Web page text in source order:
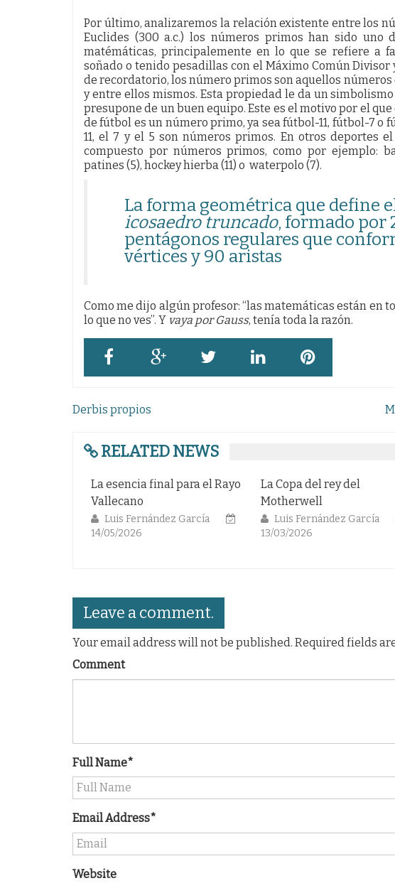
Por último, analizaremos la relación existente entre los
Euclides (300 a.c.) los números primos han sido uno
matémáticas, principalemente en lo que se refiere a
soñado o tenido pesadillas con el Máximo Común
de recordatorio, los número primos son aquellos
y entre ellos mismos. Esta propiedad le da un
presupone de un buen equipo. Este es el motivo por el
de fútbol es un número primo, ya sea fútbol-11, fútbol-7 o
11, el 7 y el 5 son números primos. En otros deportes
compuesto por números primos, como por ejemplo:
patines (5), hockey hierba (11) o waterpolo (7).
La forma geométrica que define
icosaedro truncado, formado por
pentágonos regulares que
vértices y 90 aristas
Como me dijo algún profesor: “las matemáticas están en
lo que no ves”. Y vaya por Gauss, tenía toda la razón.
Navegación
entradas
Derbis propios
RELATED NEWS
La esencia final para el Rayo
Vallecano
Luis Fernández García
14/05/2026
La Copa del rey del
Motherwell
Luis Fernández García
13/03/2026
Leave a comment.
Your email address will not be published. Required fields
Comment
Full Name*
Email Address*
Website